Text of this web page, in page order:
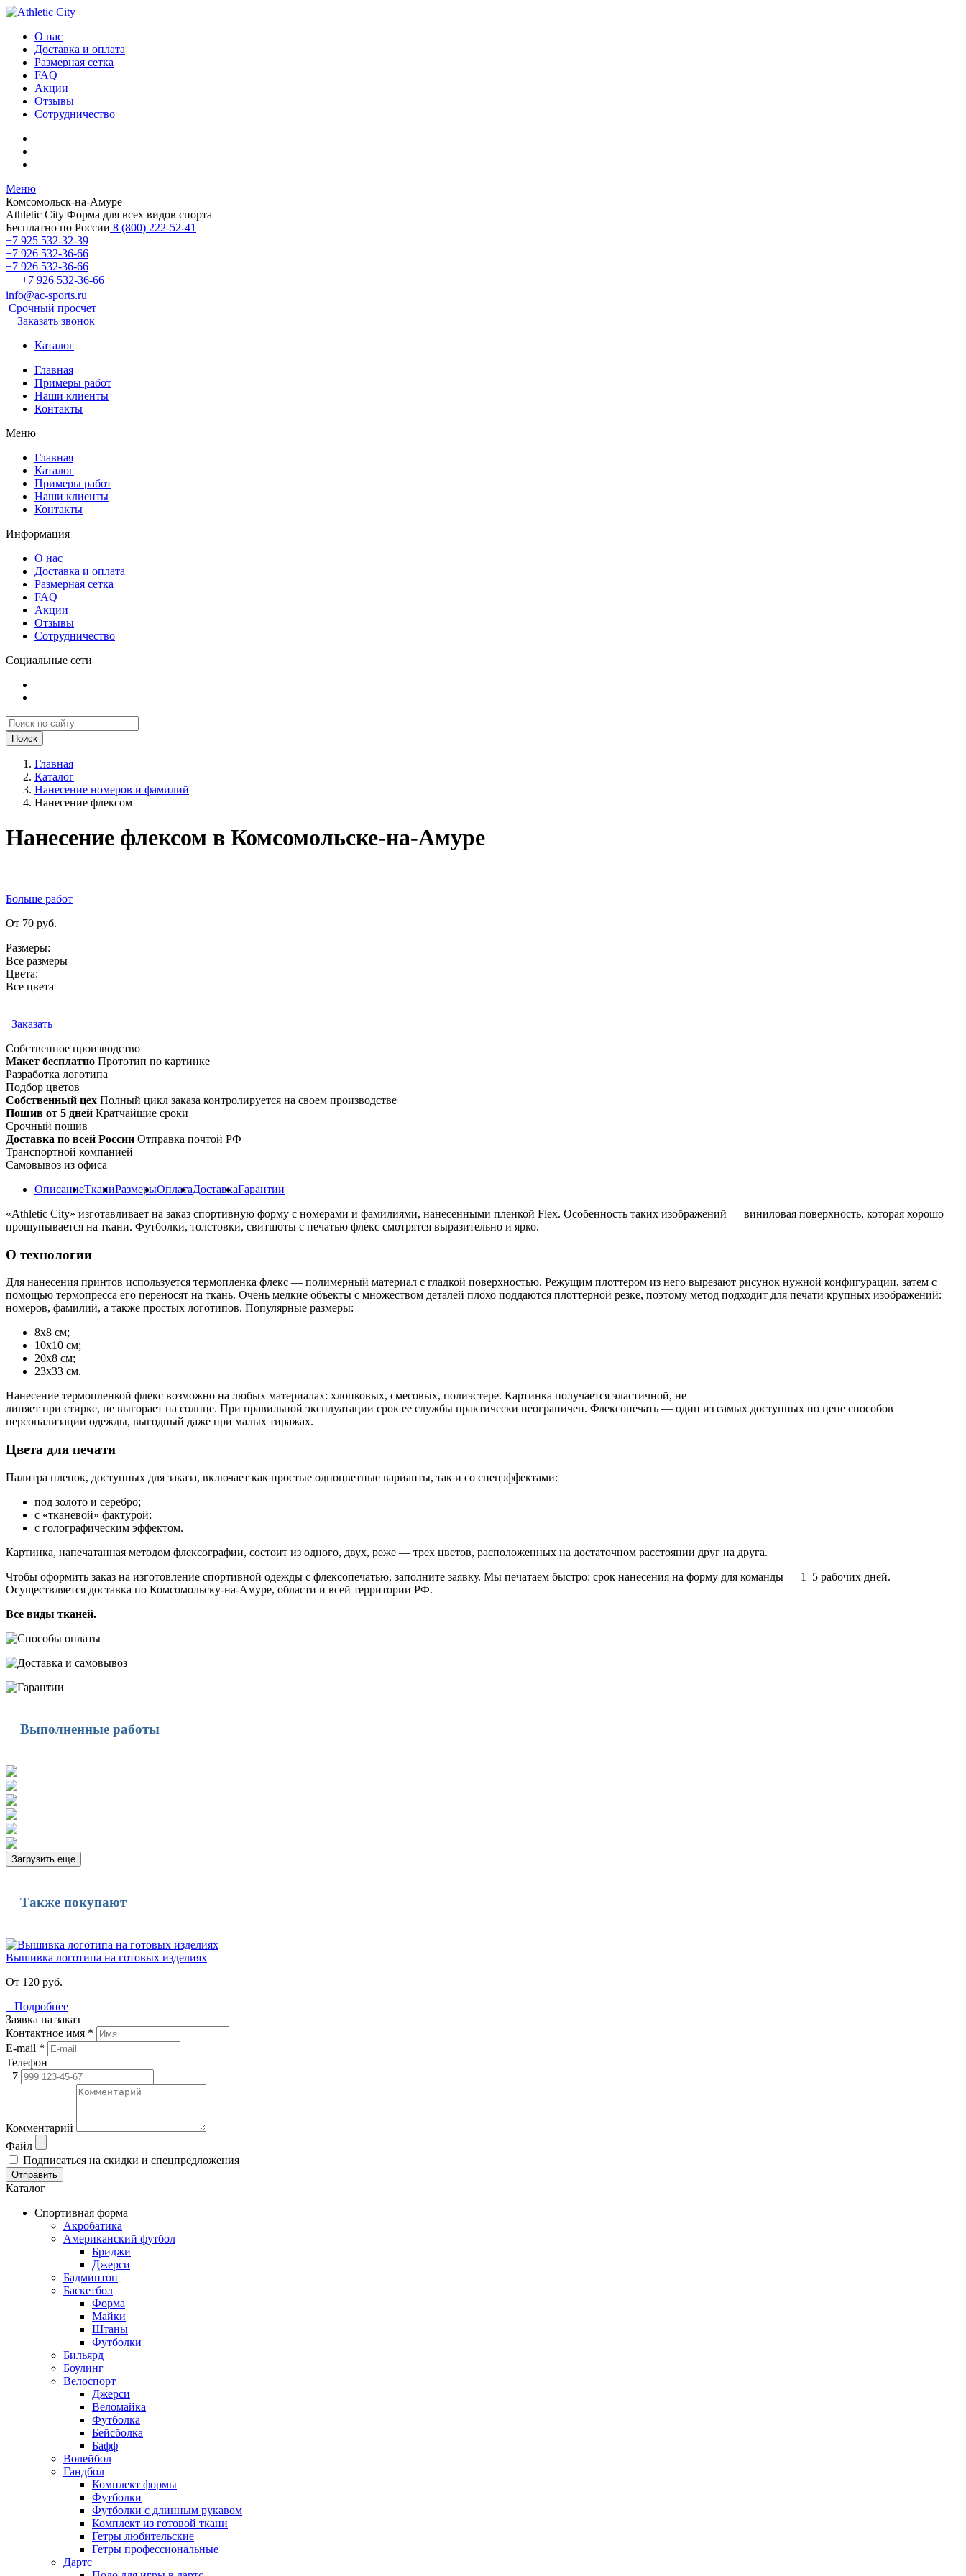
О нас
Доставка и оплата
Размерная сетка
FAQ
Акции
Отзывы
Сотрудничество
Меню
Комсомольск-на-Амуре
Athletic City Форма для всех видов спорта
Бесплатно по России 8 (800) 222-52-41
+7 925 532-32-39
+7 926 532-36-66
+7 926 532-36-66
+7 926 532-36-66
info@ac-sports.ru
Срочный просчет
Заказать звонок
Каталог
Главная
Примеры работ
Наши клиенты
Контакты
Меню
Главная
Каталог
Примеры работ
Наши клиенты
Контакты
Информация
О нас
Доставка и оплата
Размерная сетка
FAQ
Акции
Отзывы
Сотрудничество
Социальные сети
Поиск
Главная
Каталог
Нанесение номеров и фамилий
Нанесение флексом
Нанесение флексом в Комсомольске-на-Амуре
Больше работ
От 70 руб.
Размеры:
Все размеры
Цвета:
Все цвета
Заказать
Собственное производство
Макет бесплатно Прототип по картинке
Разработка логотипа
Подбор цветов
Собственный цех Полный цикл заказа контролируется на своем производстве
Пошив от 5 дней Кратчайшие сроки
Срочный пошив
Доставка по всей России Отправка почтой РФ
Транспортной компанией
Самовывоз из офиса
ОписаниеТканиРазмерыОплатаДоставкаГарантии
«Athletic City» изготавливает на заказ спортивную форму с номерами и фамилиями, нанесенными пленкой Flex. Особенность таких изображений — виниловая поверхность, которая хорошо
прощупывается на ткани. Футболки, толстовки, свитшоты c печатью флекс смотрятся выразительно и ярко.
О технологии
Для нанесения принтов используется термопленка флекс — полимерный материал с гладкой поверхностью. Режущим плоттером из него вырезают рисунок нужной конфигурации, затем с
помощью термопресса его переносят на ткань. Очень мелкие объекты с множеством деталей плохо поддаются плоттерной резке, поэтому метод подходит для печати крупных изображений:
номеров, фамилий, а также простых логотипов. Популярные размеры:
8х8 см;
10х10 см;
20х8 см;
23х33 см.
Нанесение термопленкой флекс возможно на любых материалах: хлопковых, смесовых, полиэстере. Картинка получается эластичной, не
линяет при стирке, не выгорает на солнце. При правильной эксплуатации срок ее службы практически неограничен. Флексопечать — один из самых доступных по цене способов
персонализации одежды, выгодный даже при малых тиражах.
Цвета для печати
Палитра пленок, доступных для заказа, включает как простые одноцветные варианты, так и со спецэффектами:
под золото и серебро;
с «тканевой» фактурой;
с голографическим эффектом.
Картинка, напечатанная методом флексографии, состоит из одного, двух, реже — трех цветов, расположенных на достаточном расстоянии друг на друга.
Чтобы оформить заказ на изготовление спортивной одежды с флексопечатью, заполните заявку. Мы печатаем быстро: срок нанесения на форму для команды — 1–5 рабочих дней.
Осуществляется доставка по Комсомольску-на-Амуре, области и всей территории РФ.
Все виды тканей.
Выполненные работы
Загрузить еще
Также покупают
Вышивка логотипа на готовых изделиях
От 120 руб.
Подробнее
Заявка на заказ
Контактное имя *
E-mail *
Телефон
+7
Комментарий
Файл
Подписаться на скидки и спецпредложения
Отправить
Каталог
Спортивная форма
Акробатика
Американский футбол
Бриджи
Джерси
Бадминтон
Баскетбол
Форма
Майки
Штаны
Футболки
Бильярд
Боулинг
Велоспорт
Джерси
Веломайка
Футболка
Бейсболка
Бафф
Волейбол
Гандбол
Комплект формы
Футболки
Футболки с длинным рукавом
Комплект из готовой ткани
Гетры любительские
Гетры профессиональные
Дартс